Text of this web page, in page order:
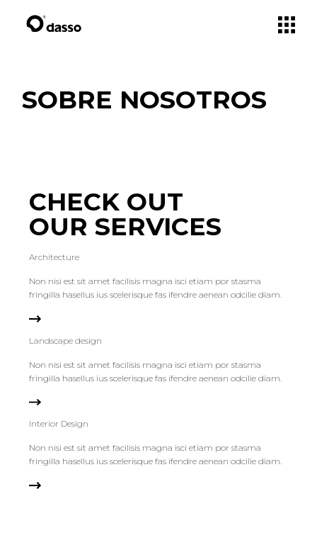
SOBRE NOSOTROS
CHECK OUT
OUR SERVICES
Architecture
Non nisi est sit amet facilisis magna isci etiam por stasma
fringilla hasellus ius scelerisque fas ifendre aenean odcilie diam.
Landscape design
Non nisi est sit amet facilisis magna isci etiam por stasma
fringilla hasellus ius scelerisque fas ifendre aenean odcilie diam.
Interior Design
Non nisi est sit amet facilisis magna isci etiam por stasma
fringilla hasellus ius scelerisque fas ifendre aenean odcilie diam.